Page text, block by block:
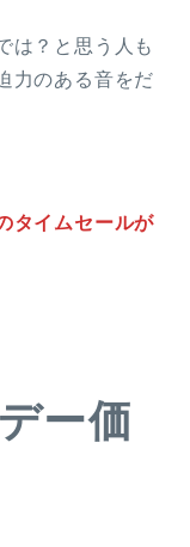
は？と思う人も
力のある音をだ
タイムセールが
ー価